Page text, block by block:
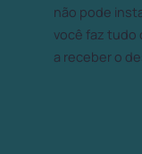
não pode
você faz tudo
a receber o